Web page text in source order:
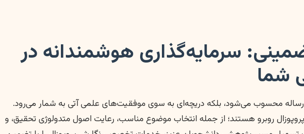
سرمایه‌گذاری هوشمندانه در
شما
رساله محسوب می‌شود، بلکه دریچه‌ای به سوی موفقیت‌های علمی آتی به شمار می‌رود.
روبرو هستند؛ از جمله انتخاب موضوع مناسب، رعایت اصول متدولوژی تحقیق، و